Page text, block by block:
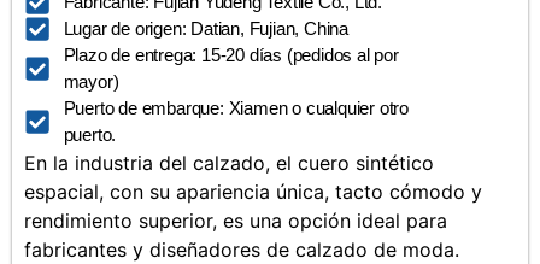
Lugar de origen: Datian, Fujian, China
Plazo de entrega: 15-20 días (pedidos al por
mayor)
Puerto de embarque: Xiamen o cualquier otro
puerto.
En la industria del calzado, el cuero sintético
espacial, con su apariencia única, tacto cómodo y
rendimiento superior, es una opción ideal para
fabricantes y diseñadores de calzado de moda.